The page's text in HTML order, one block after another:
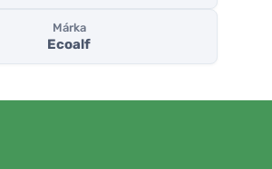
Márka
Ecoalf